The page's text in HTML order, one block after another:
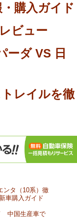
購入ガイド
ビュー
ーダ VS 日
レイルを徹
ンタ（10系）徹
車購入ガイド
中国生産車で